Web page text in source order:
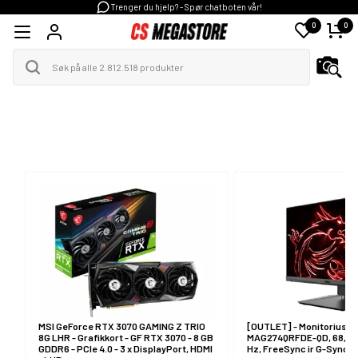
Trenger du hjelp? - Spør chatboten vår!
0 0
MSI GeForce RTX 3070 GAMING Z TRIO
8G LHR - Grafikkort - GF RTX 3070 - 8 GB
GDDR6 - PCIe 4.0 - 3 x DisplayPort, HDMI
[OUTLET] - Monitorius
MAG274QRFDE-QD,
Hz, FreeSync ir G-Sync,